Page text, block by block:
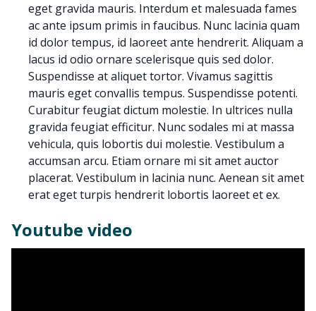
eget gravida mauris. Interdum et malesuada fames
ac ante ipsum primis in faucibus. Nunc lacinia quam
id dolor tempus, id laoreet ante hendrerit. Aliquam a
lacus id odio ornare scelerisque quis sed dolor.
Suspendisse at aliquet tortor. Vivamus sagittis
mauris eget convallis tempus. Suspendisse potenti.
Curabitur feugiat dictum molestie. In ultrices nulla
gravida feugiat efficitur. Nunc sodales mi at massa
vehicula, quis lobortis dui molestie. Vestibulum a
accumsan arcu. Etiam ornare mi sit amet auctor
placerat. Vestibulum in lacinia nunc. Aenean sit amet
erat eget turpis hendrerit lobortis laoreet et ex.
Youtube video